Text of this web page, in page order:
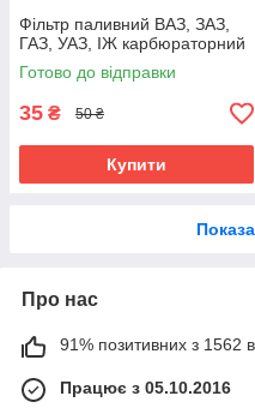
Фільтр паливний ВАЗ, ЗАЗ,
ГАЗ, УАЗ, ІЖ карбюраторний
Готово до відправки
35 ₴ 50 ₴
Купити
Про нас
91% позитивних з 1562
Працює з 05.10.2016